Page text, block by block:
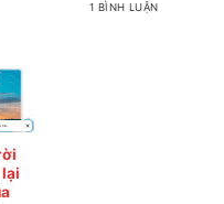
1 BÌNH LUẬN